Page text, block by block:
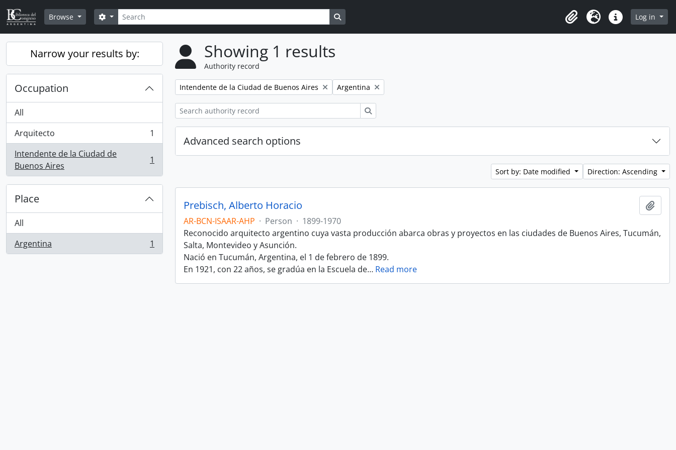
Skip to main content
Browse
Search
Search options
ClipboardLanguageQuick linksLog in
Narrow your results by:
Occupation
All
Arquitecto
, 1 results
1
Intendente de la Ciudad de
Buenos Aires
, 1 results 1
Place
All
Argentina
, 1 results 1
Showing 1 results
Authority record
Remove filter:
Intendente de la Ciudad de Buenos Aires Remove filter:
Argentina
Advanced search options
Sort by: Date modified Direction: Ascending
Prebisch, Alberto Horacio
AR-BCN-ISAAR-AHP · Person · 1899-1970
Reconocido arquitecto argentino cuya vasta producción abarca obras y proyectos en las ciudades de Buenos Aires, Tucumán,
Salta, Montevideo y Asunción.
Nació en Tucumán, Argentina, el 1 de febrero de 1899.
En 1921, con 22 años, se gradúa en la Escuela de… Read more